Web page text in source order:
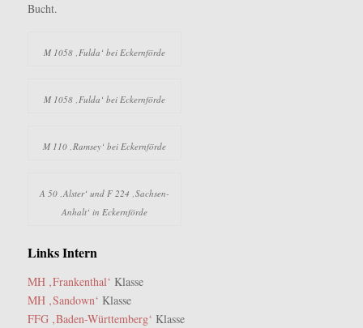
Bucht.
M 1058 ‚Fulda‘ bei Eckernförde
M 1058 ‚Fulda‘ bei Eckernförde
M 110 ‚Ramsey‘ bei Eckernförde
A 50 ‚Alster‘ und F 224 ‚Sachsen-
Anhalt‘ in Eckernförde
Links Intern
MH ‚Frankenthal‘ Klasse
MH ‚Sandown‘ Klasse
FFG ‚Baden-Württemberg‘ Klasse